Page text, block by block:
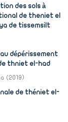
des sols à
de theniet el
de tissemsilt
dépérissement
thniet el-had
(2019)
de théniet el-